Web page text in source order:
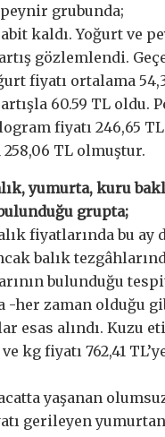
grubunda;
kaldı. Yoğurt ve
gözlemlendi.
fiyatı ortalama
artışla 60.59 TL oldu.
fiyatı 246,65
258,06 TL olmuştur.
yumurta, kuru
grupta;
fiyatlarında bu
balık
bulunduğu
-her zaman olduğu
esas alındı. Kuzu
kg fiyatı 762,41
yaşanan
gerileyen